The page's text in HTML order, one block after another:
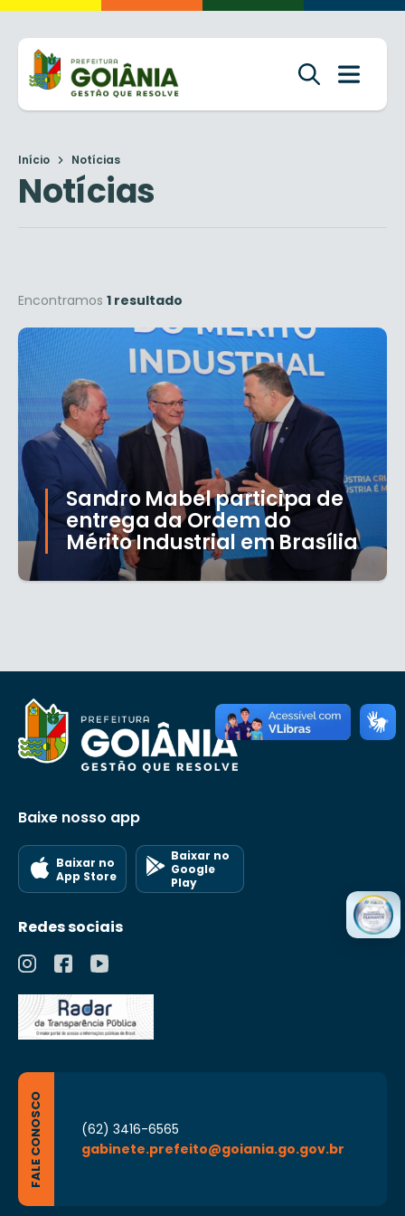
Início Notícias
Notícias
Encontramos 1 resultado
Sandro Mabel participa de
entrega da Ordem do
Mérito Industrial em Brasília
Baixe nosso app
Baixar no
App Store
Baixar no
Google
Play
Redes sociais
FALE CONOSCO
(62) 3416-6565
gabinete.prefeito@goiania.go.gov.br